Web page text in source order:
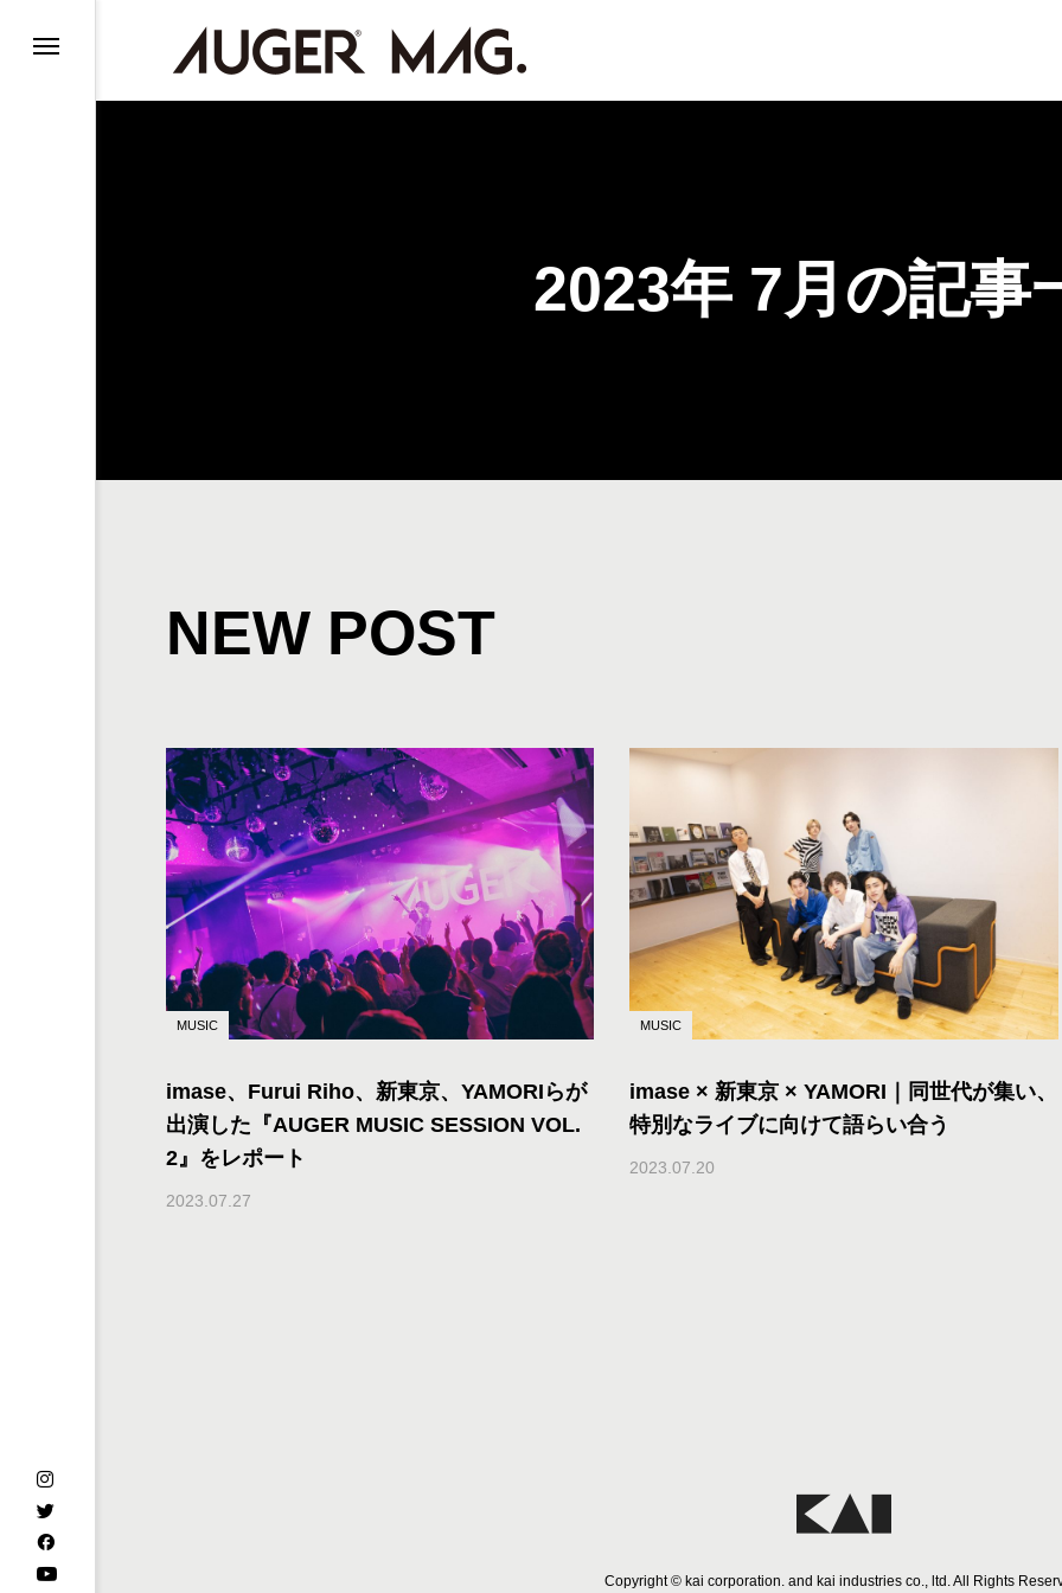
2023年 7月の記事
NEW POST
MUSIC
imase、Furui Riho、新東京、YAMORIらが
出演した『AUGER MUSIC SESSION VOL.
2』をレポート
2023.07.27
MUSIC
imase × 新東京 × YAMORI｜同世代が集い、
特別なライブに向けて語らい合う
2023.07.20
Copyright © kai corporation. and kai industries co., ltd. All Rights